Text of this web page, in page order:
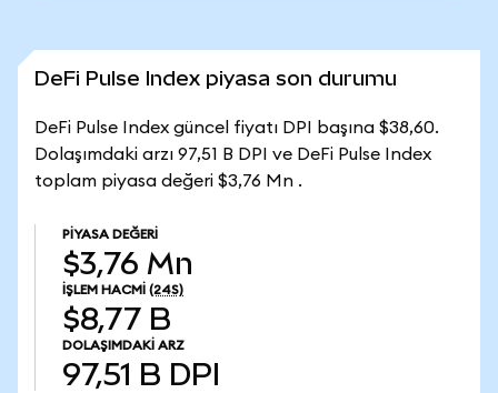
DeFi Pulse Index piyasa son durumu
DeFi Pulse Index güncel fiyatı DPI başına $38,60.
Dolaşımdaki arzı 97,51 B DPI ve DeFi Pulse Index
toplam piyasa değeri $3,76 Mn .
PIYASA DEĞERI
$3,76 Mn
İŞLEM HACMI (24S)
$8,77 B
DOLAŞIMDAKI ARZ
97,51 B DPI